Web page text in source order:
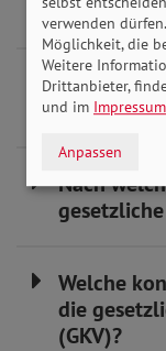
warum
Wie
Nach
Welche
die
(GKV)?
verwenden
Möglichkeit, die
Weitere
Drittanbieter,
und im Impressum
Anpassen